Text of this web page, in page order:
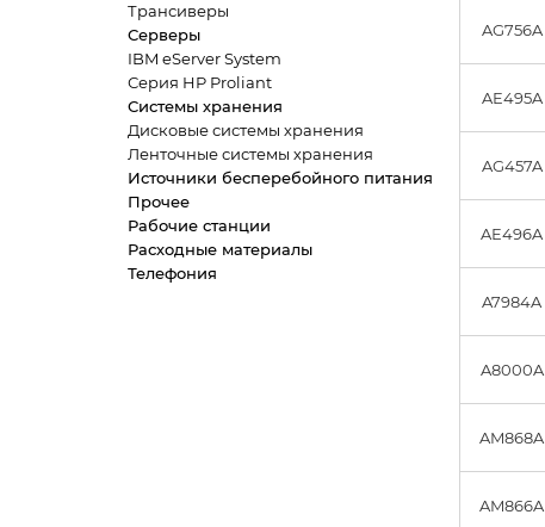
Трансиверы
Серверы
IBM eServer System
Серия HP Proliant
Системы хранения
Дисковые системы хранения
Ленточные системы хранения
Источники бесперебойного питания
Прочее
Рабочие станции
Расходные материалы
Телефония
AG756A
AE495A
AG457A
AE496A
A7984A
A8000A
AM868A
AM866A